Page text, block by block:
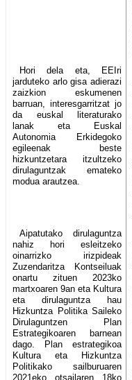
Hori dela eta, EEIri
jarduteko arlo gisa adierazi
zaizkion eskumenen
barruan, interesgarritzat jo
da euskal literaturako
lanak eta Euskal
Autonomia Erkidegoko
egileenak beste
hizkuntzetara itzultzeko
dirulaguntzak emateko
modua arautzea.
Aipatutako dirulaguntza
nahiz hori esleitzeko
oinarrizko irizpideak
Zuzendaritza Kontseiluak
onartu zituen 2023ko
martxoaren 9an eta Kultura
eta dirulaguntza hau
Hizkuntza Politika Saileko
Dirulaguntzen Plan
Estrategikoaren barnean
dago. Plan estrategikoa
Kultura eta Hizkuntza
Politikako sailburuaren
2021eko otsailaren 18ko